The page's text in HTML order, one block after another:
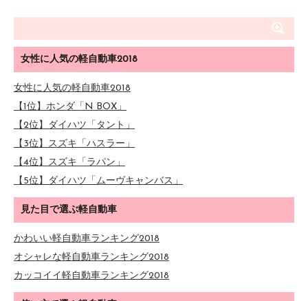
女性に人気の軽自動車2018
女性に人気の軽自動車2018
【1位】ホンダ「N BOX」
【2位】ダイハツ「タント」
【3位】スズキ「ハスラー」
【4位】スズキ「ラパン」
【5位】ダイハツ「ムーヴキャンバス」
見た目で選ぶ軽自動車
かわいい軽自動車ランキング2018
オシャレな軽自動車ランキング2018
カッコイイ軽自動車ランキング2018